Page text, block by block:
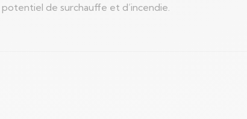
de surchauffe et d’incendie.